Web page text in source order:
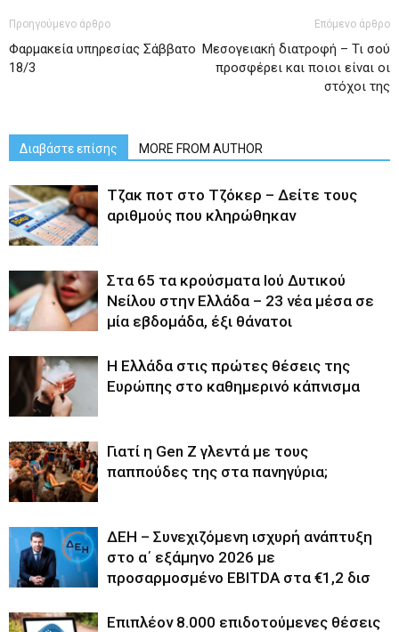
Προηγούμενο άρθρο
Φαρμακεία υπηρεσίας Σάββατο
18/3
Επόμενο άρθρο
Μεσογειακή διατροφή – Τι σού
προσφέρει και ποιοι είναι οι
στόχοι της
Διαβάστε επίσης MORE FROM AUTHOR
Tζακ ποτ στο Τζόκερ – Δείτε τους
αριθμούς που κληρώθηκαν
Στα 65 τα κρούσματα Ιού Δυτικού
Νείλου στην Ελλάδα – 23 νέα μέσα σε
μία εβδομάδα, έξι θάνατοι
Η Ελλάδα στις πρώτες θέσεις της
Ευρώπης στο καθημερινό κάπνισμα
Γιατί η Gen Z γλεντά με τους
παππούδες της στα πανηγύρια;
ΔΕΗ – Συνεχιζόμενη ισχυρή ανάπτυξη
στο α΄ εξάμηνο 2026 με
προσαρμοσμένο EBITDA στα €1,2 δισ
Επιπλέον 8.000 επιδοτούμενες θέσεις